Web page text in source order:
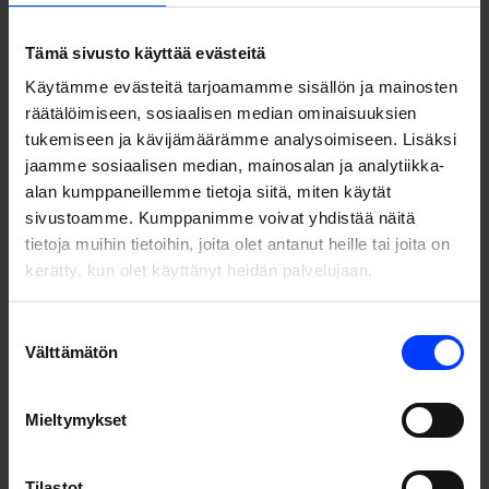
Tämä sivusto käyttää evästeitä
Käytämme evästeitä tarjoamamme sisällön ja mainosten
räätälöimiseen, sosiaalisen median ominaisuuksien
tukemiseen ja kävijämäärämme analysoimiseen. Lisäksi
jaamme sosiaalisen median, mainosalan ja analytiikka-
alan kumppaneillemme tietoja siitä, miten käytät
sivustoamme. Kumppanimme voivat yhdistää näitä
tietoja muihin tietoihin, joita olet antanut heille tai joita on
kerätty, kun olet käyttänyt heidän palvelujaan.
valinta
Välttämätön
Mieltymykset
Solution
optimoitujen nettisivujen avulla. Suunnittelimme ja